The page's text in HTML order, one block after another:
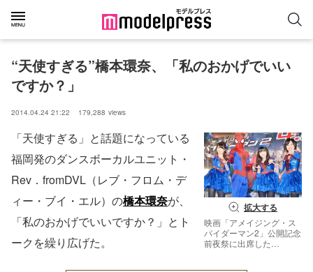
“天使すぎる”橋本環奈、「私のおかげでいい
ですか？」
2014.04.24 21:22 179,288 views
拡大する
映画「アメイジング・ス
パイダーマン2」公開記念
前夜祭に出席した
「天使すぎる」と話題になっている
福岡発のダンスボーカルユニット・
Rev．fromDVL（レブ・フロム・デ
ィー・ブイ・エル）の橋本環奈が、
「私のおかげでいいですか？」とト
ークを繰り広げた。